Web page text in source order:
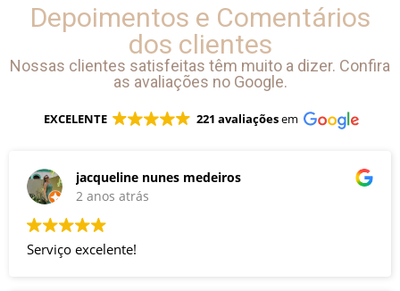
Depoimentos e Comentários
dos clientes
Nossas clientes satisfeitas têm muito a dizer. Confira
as avaliações no Google.
EXCELENTE 221 avaliaçõesem
jacqueline nunes medeiros
2 anos atrás
Serviço excelente!